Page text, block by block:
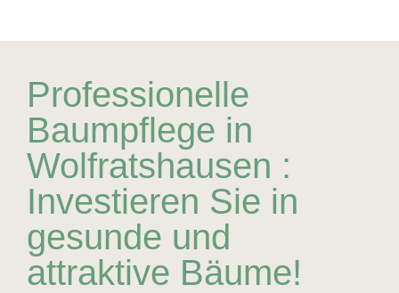
Professionelle
Baumpflege in
Wolfratshausen :
Investieren Sie in
gesunde und
attraktive Bäume!